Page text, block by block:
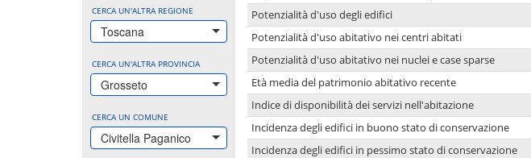
CERCA UN'ALTRA REGIONE
Toscana
CERCA UN'ALTRA PROVINCIA
Grosseto
CERCA UN COMUNE
Civitella Paganico
Potenzialità d'uso degli edifici
Potenzialità d'uso abitativo nei centri abitati
Potenzialità d'uso abitativo nei nuclei e case sparse
Età media del patrimonio abitativo recente
Indice di disponibilità dei servizi nell'abitazione
Incidenza degli edifici in buono stato di conservazione
Incidenza degli edifici in pessimo stato di conservazione